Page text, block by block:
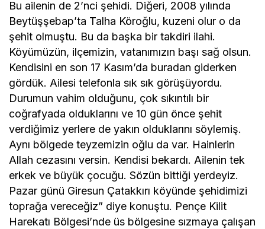
Bu ailenin de 2’nci şehidi. Diğeri, 2008 yılında
Beytüşşebap’ta Talha Köroğlu, kuzeni olur o da
şehit olmuştu. Bu da başka bir takdiri ilahi.
Köyümüzün, ilçemizin, vatanımızın başı sağ olsun.
Kendisini en son 17 Kasım’da buradan giderken
gördük. Ailesi telefonla sık sık görüşüyordu.
Durumun vahim olduğunu, çok sıkıntılı bir
coğrafyada olduklarını ve 10 gün önce şehit
verdiğimiz yerlere de yakın olduklarını söylemiş.
Aynı bölgede teyzemizin oğlu da var. Hainlerin
Allah cezasını versin. Kendisi bekardı. Ailenin tek
erkek ve büyük çocuğu. Sözün bittiği yerdeyiz.
Pazar günü Giresun Çatakkırı köyünde şehidimizi
toprağa vereceğiz” diye konuştu. Pençe Kilit
Harekatı Bölgesi’nde üs bölgesine sızmaya çalışan